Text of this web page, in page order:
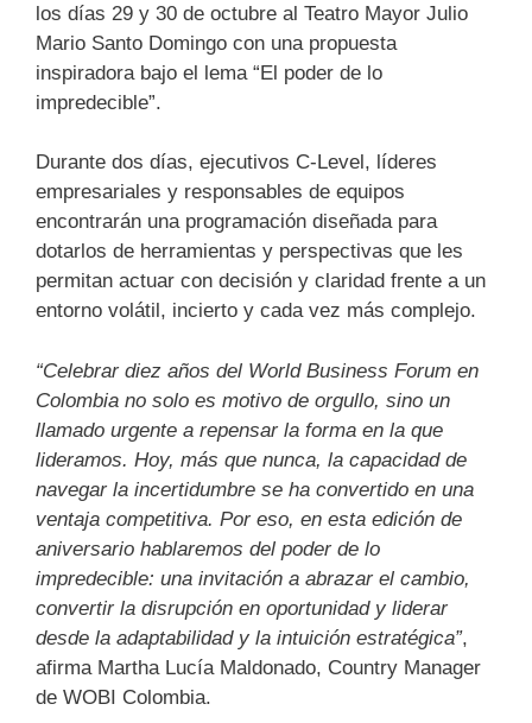
los días 29 y 30 de octubre al Teatro Mayor Julio
Mario Santo Domingo con una propuesta
inspiradora bajo el lema “El poder de lo
impredecible”.
Durante dos días, ejecutivos C-Level, líderes
empresariales y responsables de equipos
encontrarán una programación diseñada para
dotarlos de herramientas y perspectivas que les
permitan actuar con decisión y claridad frente a un
entorno volátil, incierto y cada vez más complejo.
“Celebrar diez años del World Business Forum en
Colombia no solo es motivo de orgullo, sino un
llamado urgente a repensar la forma en la que
lideramos. Hoy, más que nunca, la capacidad de
navegar la incertidumbre se ha convertido en una
ventaja competitiva. Por eso, en esta edición de
aniversario hablaremos del poder de lo
impredecible: una invitación a abrazar el cambio,
convertir la disrupción en oportunidad y liderar
desde la adaptabilidad y la intuición estratégica”,
afirma Martha Lucía Maldonado, Country Manager
de WOBI Colombia.